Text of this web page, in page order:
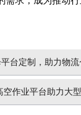
台定制，助力物
空作业平台助力大